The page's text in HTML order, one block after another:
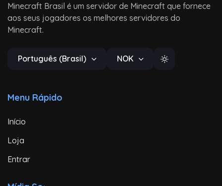
Minecraft Brasil é um servidor de Minecraft que fornece
aos seus jogadores os melhores servidores do
Minecraft.
Português (Brasil) NOK
Menu Rápido
Início
Loja
Entrar